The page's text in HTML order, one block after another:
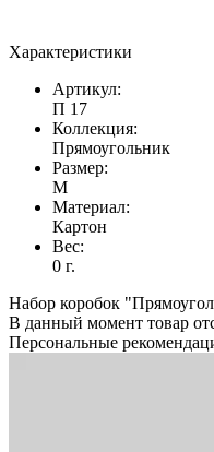
Характеристики
Артикул:
П 17
Коллекция:
Прямоугольник
Размер:
M
Материал:
Картон
Вес:
0 г.
Набор коробок
В данный момент товар
Персональные